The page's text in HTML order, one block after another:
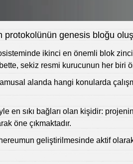
protokolünün genesis bloğu
ikinci en önemli blok
sekiz resmi kurucunun her biri
alanda hangi konularda
en sıkı bağları olan kişidir:
öne çıkmaktadır.
geliştirilmesinde aktif